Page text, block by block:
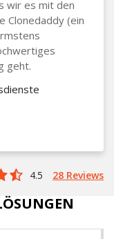
wir es mit den
Clonedaddy (ein
geht.
4.5 28 Reviews